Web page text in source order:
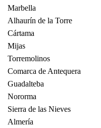
Marbella
Alhaurín de la Torre
Cártama
Mijas
Torremolinos
Comarca de Antequera
Guadalteba
Nororma
Sierra de las Nieves
Almería